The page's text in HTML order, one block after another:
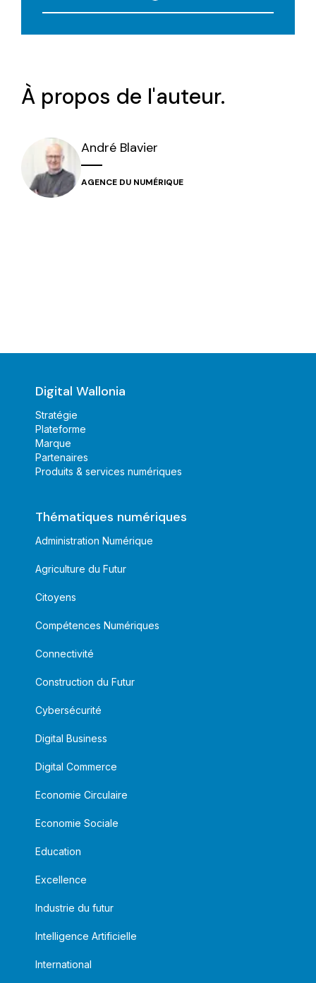
À propos de l'auteur.
André Blavier
AGENCE DU NUMÉRIQUE
Digital Wallonia
Stratégie
Plateforme
Marque
Partenaires
Produits & services numériques
Thématiques numériques
Administration Numérique
Agriculture du Futur
Citoyens
Compétences Numériques
Connectivité
Construction du Futur
Cybersécurité
Digital Business
Digital Commerce
Economie Circulaire
Economie Sociale
Education
Excellence
Industrie du futur
Intelligence Artificielle
International